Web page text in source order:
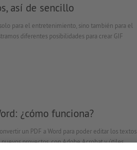
así de sencillo
para el entretenimiento, sino también para el
diferentes posibilidades para crear GIF
¿cómo funciona?
un PDF a Word para poder editar los textos
proyectos, con Adobe Acrobat y útiles